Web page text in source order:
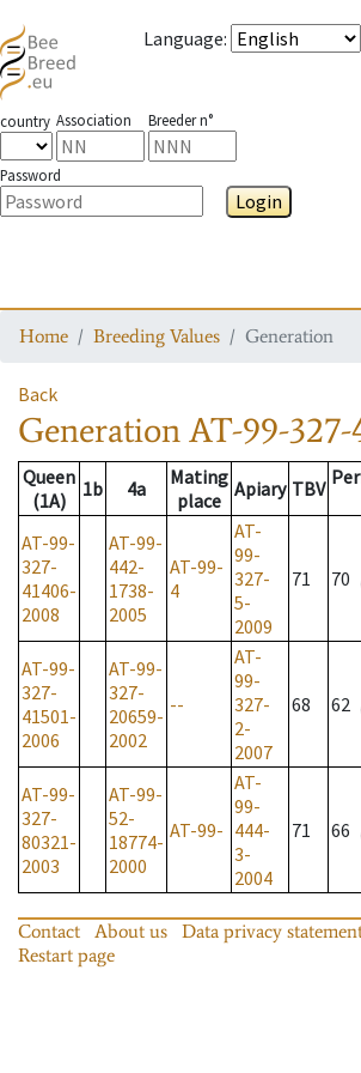
Language:
country Association Breeder n°
Password
Login
Home Breeding Values Generation
Back
GenerationAT-99-327-
Queen
(1A)
1b 4a
Mating
place Apiary TBV
AT-99-
327-
41406-
2008
AT-99-
442-
1738-
2005
AT-99-
4
AT-
99-
327-
5-
2009
71 70
AT-99-
327-
41501-
2006
AT-99-
327-
20659-
2002
--
AT-
99-
327-
2-
2007
68 62
AT-99-
327-
80321-
2003
AT-99-
52-
18774-
2000
AT-99-
AT-
99-
444-
3-
2004
71 66
Contact About us Data privacy
Restart page